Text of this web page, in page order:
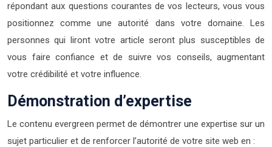
répondant aux questions courantes de vos lecteurs, vous vous
positionnez comme une autorité dans votre domaine. Les
personnes qui liront votre article seront plus susceptibles de
vous faire confiance et de suivre vos conseils, augmentant
votre crédibilité et votre influence.
Démonstration d’expertise
Le contenu evergreen permet de démontrer une expertise sur un
sujet particulier et de renforcer l’autorité de votre site web en :